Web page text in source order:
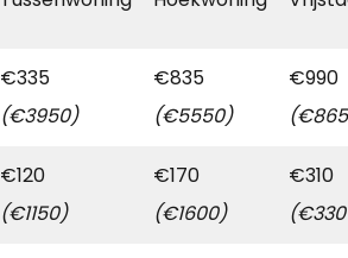
€335
(€3950)
€835
(€5550)
€990
€120
(€1150)
€170
(€1600)
€310